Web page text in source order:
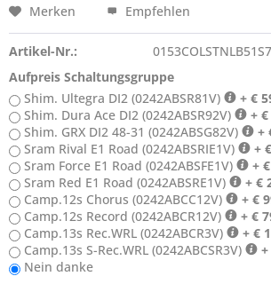
Merken Empfehlen
Artikel-Nr.:
Aufpreis Schaltungsgruppe
Shim. Ultegra DI2 (0242ABSR81V)
+ €
Shim. Dura Ace DI2 (0242ABSR92V)
+
Shim. GRX DI2 48-31 (0242ABSG82V)
+
Sram Rival E1 Road (0242ABSRIE1V)
+
Sram Force E1 Road (0242ABSFE1V)
+
Sram Red E1 Road (0242ABSRE1V)
+ €
Camp.12s Chorus (0242ABCC12V)
+ €
Camp.12s Record (0242ABCR12V)
+ €
Camp.13s Rec.WRL (0242ABCR3V)
+ €
Camp.13s S-Rec.WRL (0242ABCSR3V)
Nein danke